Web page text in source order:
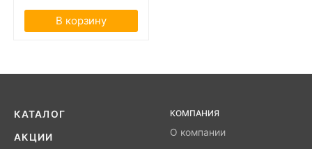
В корзину
КАТАЛОГ
АКЦИИ
КОМПАНИЯ
О компании